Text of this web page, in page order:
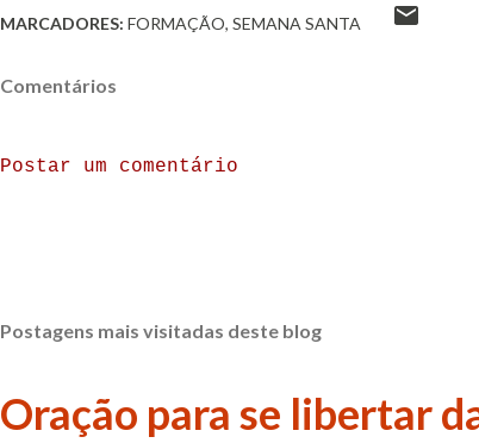
MARCADORES: FORMAÇÃO SEMANA SANTA
Comentários
Postar um comentário
Postagens mais visitadas deste blog
Oração para se libertar